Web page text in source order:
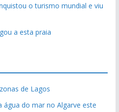
o turismo mundial e viu
a esta praia
de Lagos
do mar no Algarve este